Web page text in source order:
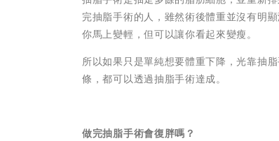
完抽脂手術的人，雖然術後體重並沒有明
你馬上變輕，但可以讓你看起來變瘦。
所以如果只是單純想要體重下降，光靠抽
條，都可以透過抽脂手術達成。
做完抽脂手術會復胖嗎？